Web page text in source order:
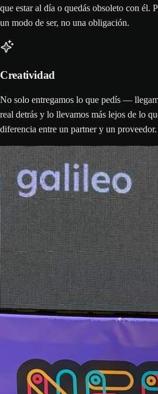
que estar al día o quedás obsoleto con él.
un modo de ser, no una obligación.
Creatividad
No solo entregamos lo que pedís —
real detrás y lo llevamos más lejos de lo
diferencia entre un partner y un proveedor.